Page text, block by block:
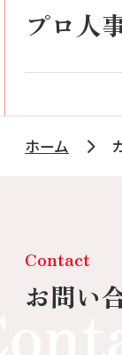
プロ人
ホーム
Contact
お問い